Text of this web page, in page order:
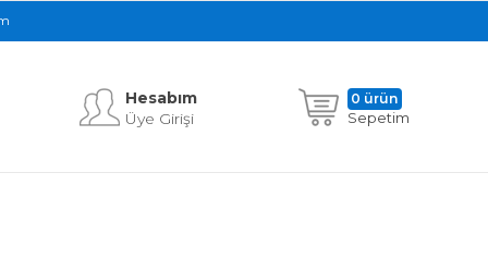
Hesabım
Üye Girişi
Sepetim
0 ürün